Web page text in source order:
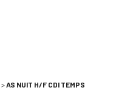
>AS NUIT H/F CDI TEMPS